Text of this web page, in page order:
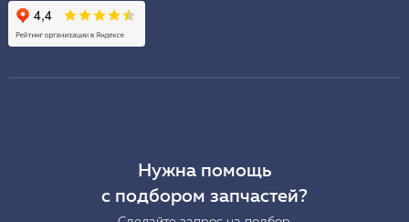
Нужна помощь
с подбором запчастей?